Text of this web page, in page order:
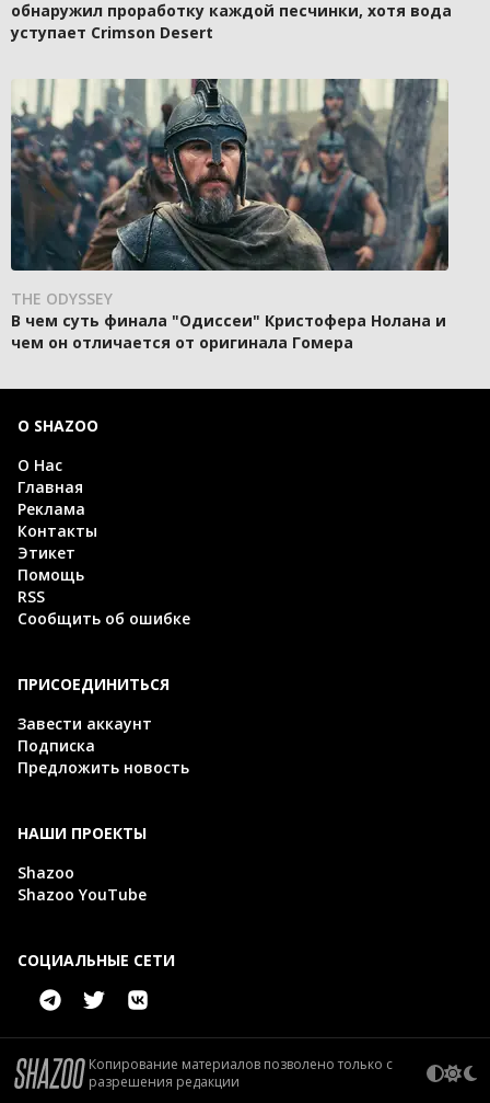
обнаружил проработку каждой песчинки, хотя вода
уступает Crimson Desert
THE ODYSSEY
В чем суть финала "Одиссеи" Кристофера Нолана и
чем он отличается от оригинала Гомера
О SHAZOO
О Нас
Главная
Реклама
Контакты
Этикет
Помощь
RSS
Сообщить об ошибке
ПРИСОЕДИНИТЬСЯ
Завести аккаунт
Подписка
Предложить новость
НАШИ ПРОЕКТЫ
Shazoo
Shazoo YouTube
СОЦИАЛЬНЫЕ СЕТИ
Копирование материалов позволено только с
разрешения редакции